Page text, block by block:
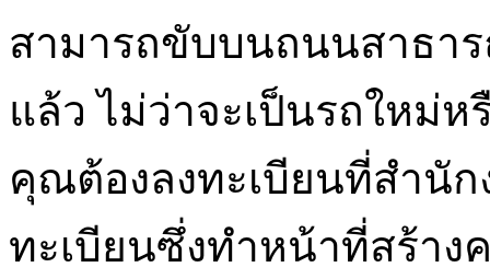
สามารถขับบนถนนสาธา
แล้ว ไม่ว่าจะเป็นรถใหม่ห
คุณต้องลงทะเบียนที่สำนัก
ทะเบียนซึ่งทำหน้าที่สร้าง